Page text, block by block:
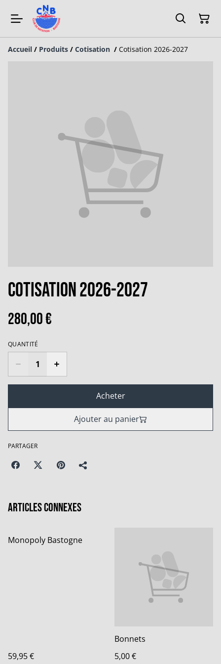
Accueil / Produits / Cotisation / Cotisation 2026-2027
Cotisation 2026-2027
280,00 €
QUANTITÉ
Acheter
Ajouter au panier
PARTAGER
Articles connexes
Monopoly Bastogne
59,95 €
Bonnets
5,00 €